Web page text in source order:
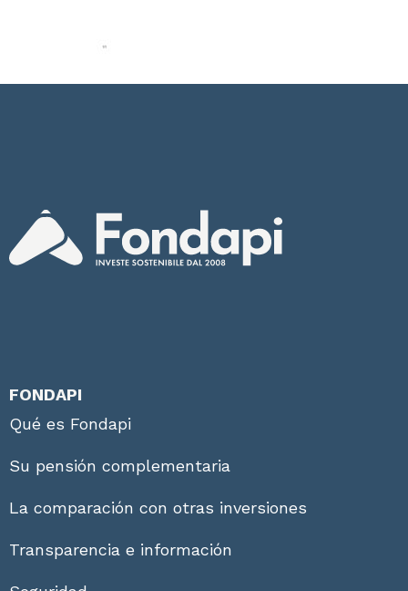
FONDAPI
Qué es Fondapi
Su pensión complementaria
La comparación con otras inversiones
Transparencia e información